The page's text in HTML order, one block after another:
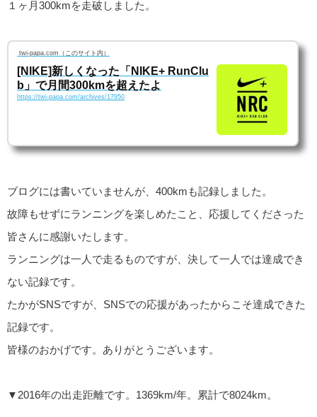
１ヶ月300kmを走破しました。
twi-papa.com（このサイト内）
[NIKE]新しくなった「NIKE+ RunClu
b」で月間300kmを超えたよ
https://twi-papa.com/archives/17950
ブログには書いていませんが、400kmも記録しました。
故障もせずにランニングを楽しめたこと、応援してくださった
皆さんに感謝いたします。
ランニングは一人で走るものですが、決して一人では達成でき
ない記録です。
たかがSNSですが、SNSでの応援があったからこそ達成できた
記録です。
皆様のおかげです。ありがとうございます。
▼2016年の出走距離です。1369km/年。累計で8024km。